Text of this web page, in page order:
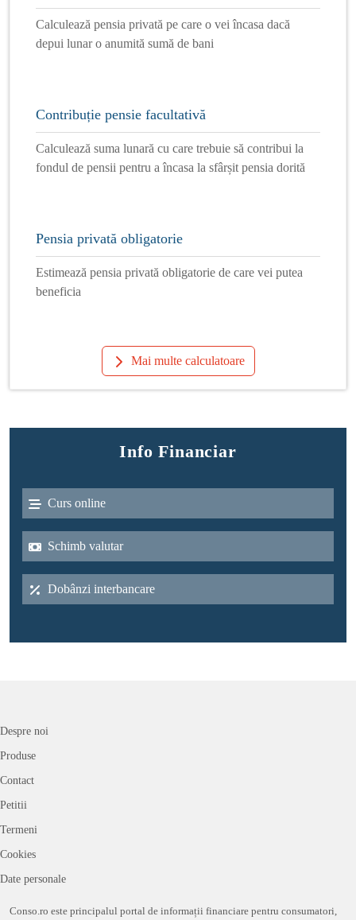
Calculează pensia privată pe care o vei încasa dacă
depui lunar o anumită sumă de bani
Contribuție pensie facultativă
Calculează suma lunară cu care trebuie să contribui la
fondul de pensii pentru a încasa la sfârșit pensia dorită
Pensia privată obligatorie
Estimează pensia privată obligatorie de care vei putea
beneficia
Mai multe calculatoare
Info Financiar
Curs online
Schimb valutar
Dobânzi interbancare
Despre noi
Produse
Contact
Petitii
Termeni
Cookies
Date personale
Conso.ro este principalul portal de informații financiare pentru consumatori,